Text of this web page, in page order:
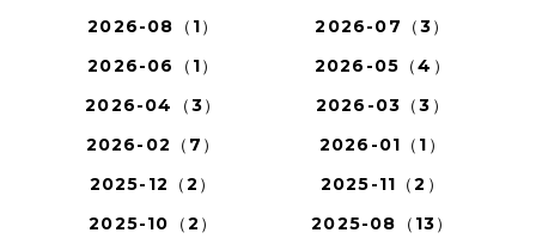
2026-08（1）
2026-07（3）
2026-06（1）
2026-05（4）
2026-04（3）
2026-03（3）
2026-02（7）
2026-01（1）
2025-12（2）
2025-11（2）
2025-10（2）
2025-08（13）